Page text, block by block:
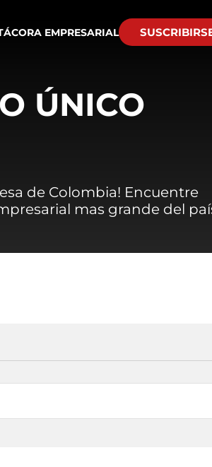
EMPRESARIAL
ÚNICO
de Colombia! Encuentre
mas grande del